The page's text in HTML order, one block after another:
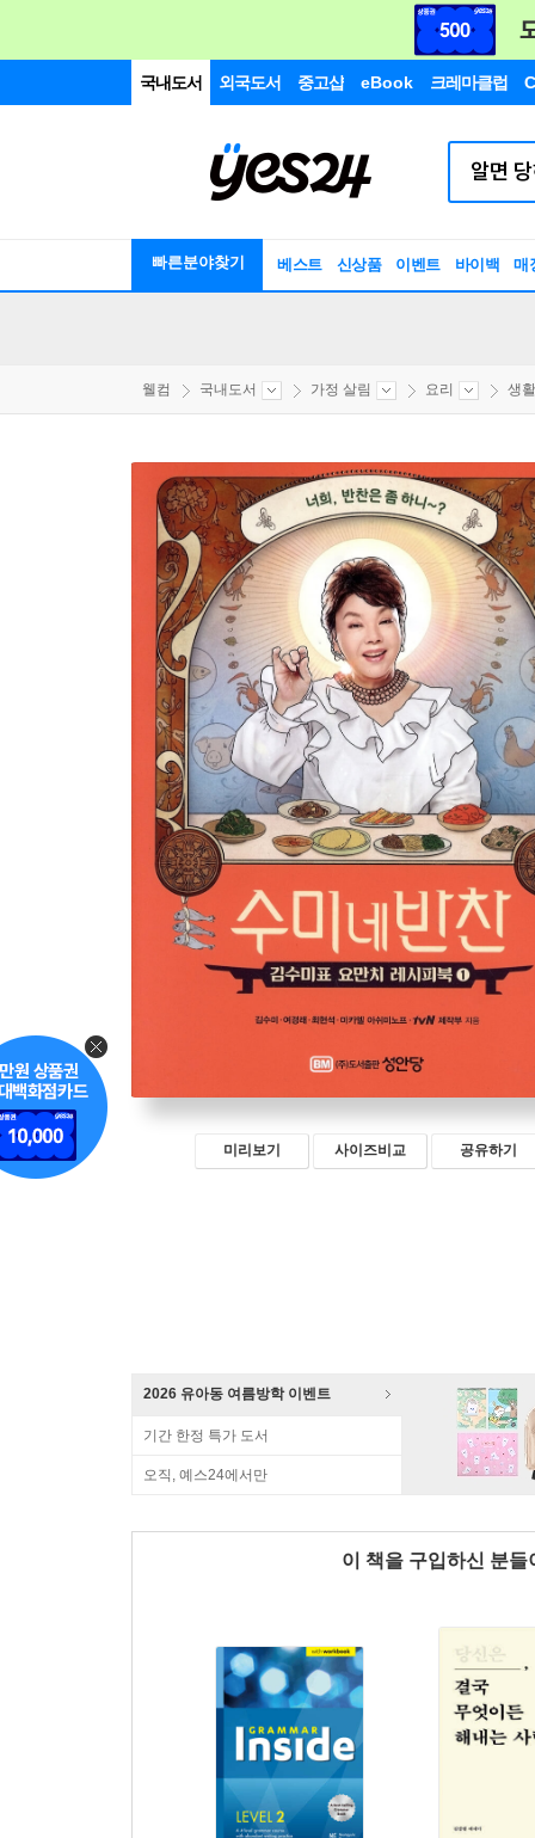
국내도서 외국도서 중고샵 eBook 크레마클럽
빠른분야찾기 베스트 신상품 이벤트 바이백 매
웰컴 국내도서 가정 살림 요리 생
미리보기 사이즈비교 공유하기
2026 유아동 여름방학 이벤트
기간 한정 특가 도서
오직, 예스24에서만
이 책을 구입하신 분